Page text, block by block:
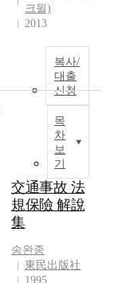
크윌)
2013
복사/
대출
신청
목
차
보
기
交通事故 法
規保險 解說
集
송완종
東民出版社
1995